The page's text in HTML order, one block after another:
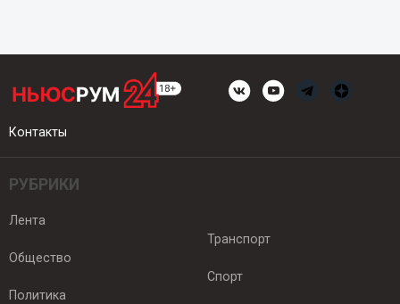
Контакты
РУБРИКИ
Лента
Общество
Политика
Транспорт
Спорт